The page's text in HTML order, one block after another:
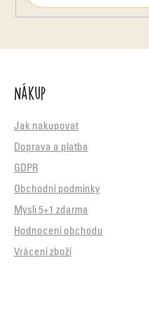
Nákup
Jak nakupovat
Doprava a platba
GDPR
Obchodní podmínky
Mysli 5+1 zdarma
Hodnocení obchodu
Vrácení zboží